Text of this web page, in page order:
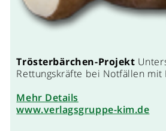
Trösterbärchen-Projekt
Rettungskräfte bei Notfällen mit
Mehr Details
www.verlagsgruppe-kim.de